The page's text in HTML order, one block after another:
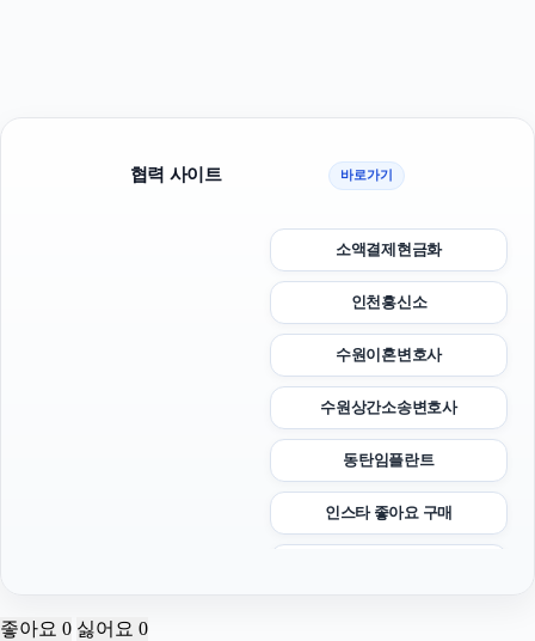
협력 사이트 바로가기
소액결제현금화
인천흥신소
수원이혼변호사
수원상간소송변호사
동탄임플란트
인스타 좋아요 구매
좋아요 0 싫어요 0